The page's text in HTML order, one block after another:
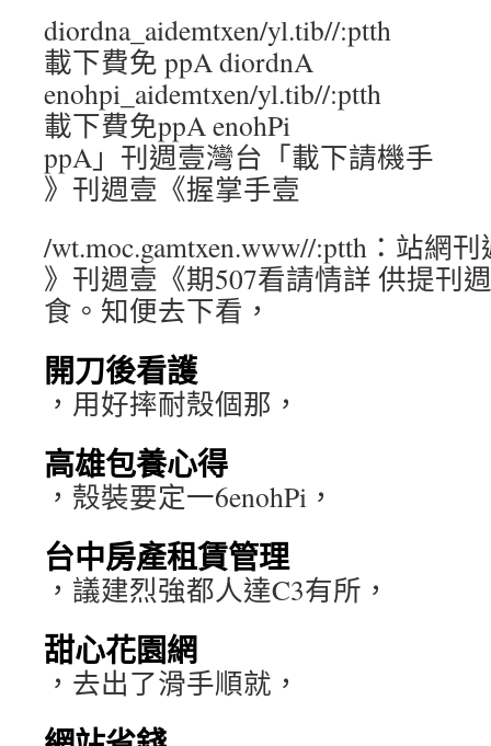
diordna_aidemtxen/yl.tib//:ptth
載下費免 ppA diordnA
enohpi_aidemtxen/yl.tib//:ptth
載下費免ppA enohPi
ppA」刊週壹灣台「載下請機手
》刊週壹《握掌手壹
/wt.moc.gamtxen.www//:ptth：站網
》刊週壹《期507看請情詳 供提刊
食。知便去下看，
開刀後看護
，用好摔耐殼個那，
高雄包養心得
，殼裝要定一6enohPi，
台中房產租賃管理
，議建烈強都人達C3有所，
甜心花園網
，去出了滑手順就，